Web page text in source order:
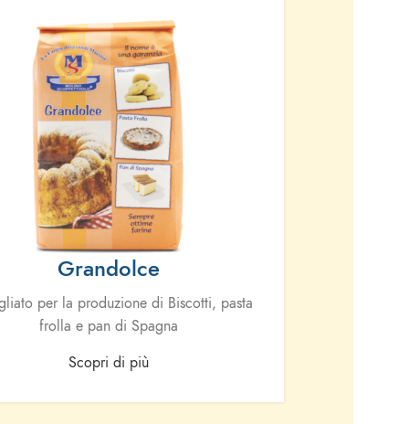
Grandolce
per la produzione di Biscotti, pasta
frolla e pan di Spagna
Scopri di più